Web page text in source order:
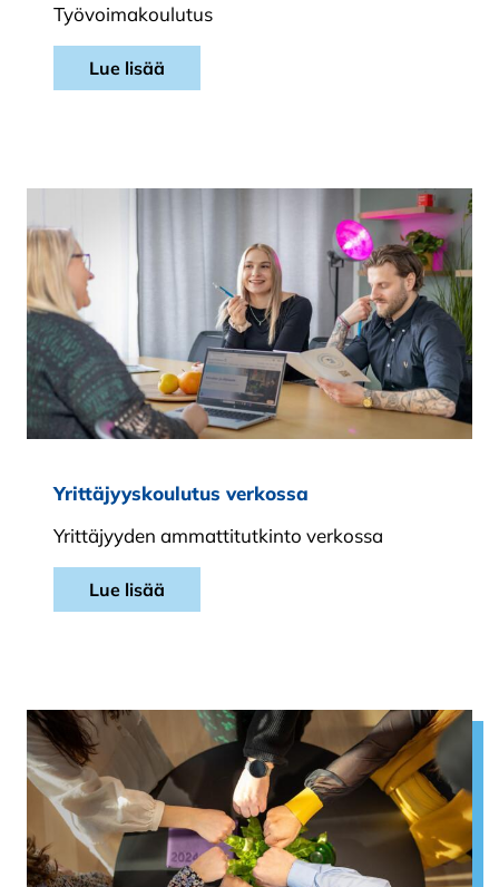
Työvoimakoulutus
Lue lisää
Yrittäjyyskoulutus verkossa
Yrittäjyyden ammattitutkinto verkossa
Lue lisää